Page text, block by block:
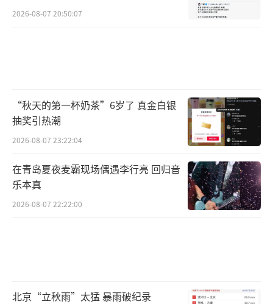
2026-08-07 20:50:07
“秋天的第一杯奶茶”6岁了 真金白银
抽奖引热潮
2026-08-07 23:22:04
在青岛夏夜麦霸现场偶遇李行亮 回归音
乐本真
2026-08-07 22:22:00
北京“立秋雨”太猛 暴雨破纪录